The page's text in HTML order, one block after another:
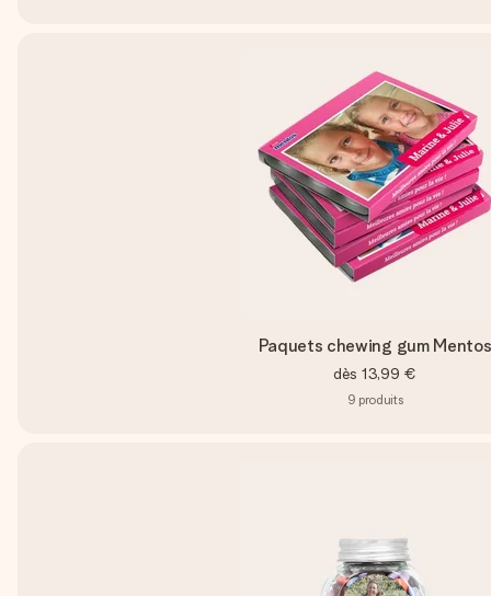
Paquets chewing gum Mentos
dès 13,99 €
9 produits